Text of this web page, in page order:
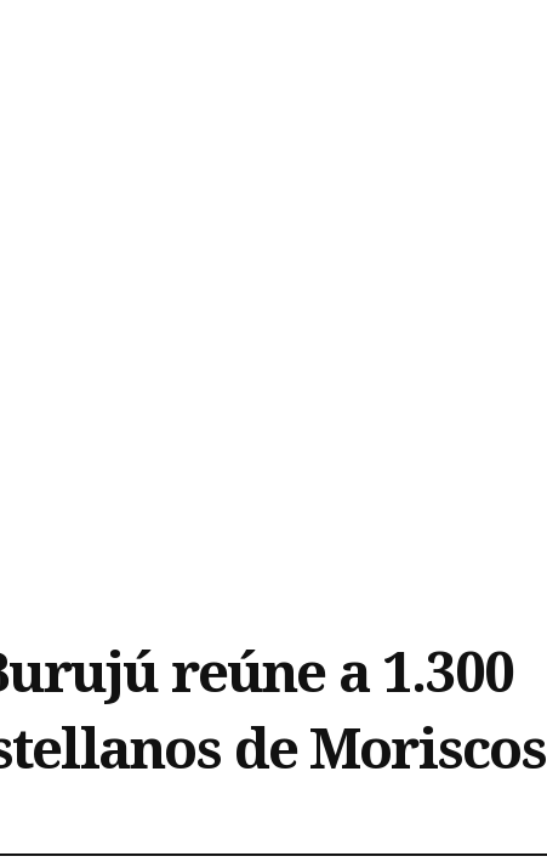
reúne a 1.300
de Moriscos